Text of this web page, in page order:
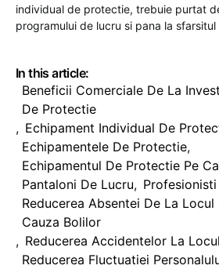
individual de protectie, trebuie purtat
programului de lucru si pana la sfarsitul
In this article:
Beneficii Comerciale De La
De Protectie
, Echipament Individual De
Echipamentele De Protectie,
Echipamentul De Protectie Pe
Pantaloni De Lucru, Profesionisti
Reducerea Absentei De La
Cauza Bolilor
, Reducerea Accidentelor La
Reducerea Fluctuatiei